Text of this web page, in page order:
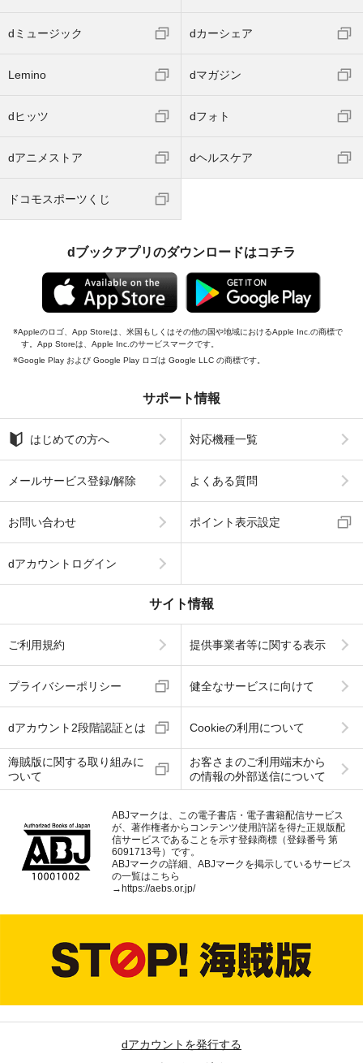
dミュージック dカーシェア
Lemino dマガジン
dヒッツ dフォト
dアニメストア dヘルスケア
ドコモスポーツくじ
dブックアプリのダウンロードはコチラ
Appleのロゴ、App Storeは、米国もしくはその他の国や地域におけるApple Inc.の商標で
す。App Storeは、Apple Inc.のサービスマークです。
Google Play および Google Play ロゴは Google LLC の商標です。
サポート情報
はじめての方へ 対応機種一覧
メールサービス登録/解除 よくある質問
お問い合わせ ポイント表示設定
dアカウントログイン
サイト情報
ご利用規約 提供事業者等に関する表示
プライバシーポリシー 健全なサービスに向けて
dアカウント2段階認証とは Cookieの利用について
海賊版に関する取り組みに
ついて
お客さまのご利用端末から
の情報の外部送信について
ABJマークは、この電子書店・電子書籍配信サービス
が、著作権者からコンテンツ使用許諾を得た正規版配
信サービスであることを示す登録商標（登録番号 第
6091713号）です。
ABJマークの詳細、ABJマークを掲示しているサービス
の一覧はこちら
→https://aebs.or.jp/
dアカウントを発行する